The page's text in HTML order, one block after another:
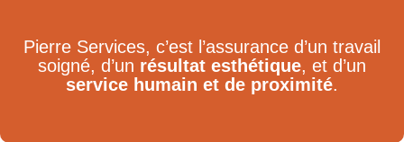
Pierre Services, c’est l’assurance d’un travail
soigné, d’un résultat esthétique, et d’un
service humain et de proximité.